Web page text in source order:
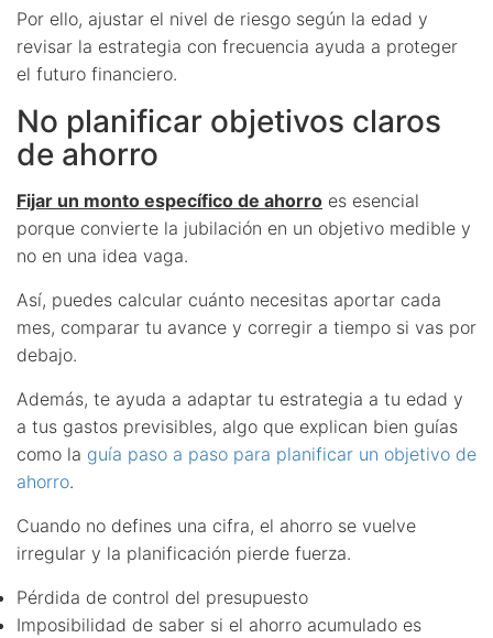
Por ello, ajustar el nivel de riesgo según la edad y
revisar la estrategia con frecuencia ayuda a proteger
el futuro financiero.
No planificar objetivos claros
de ahorro
Fijar un monto específico de ahorro es esencial
porque convierte la jubilación en un objetivo medible y
no en una idea vaga.
Así, puedes calcular cuánto necesitas aportar cada
mes, comparar tu avance y corregir a tiempo si vas por
debajo.
Además, te ayuda a adaptar tu estrategia a tu edad y
a tus gastos previsibles, algo que explican bien guías
como la guía paso a paso para planificar un objetivo de
ahorro.
Cuando no defines una cifra, el ahorro se vuelve
irregular y la planificación pierde fuerza.
Pérdida de control del presupuesto
Imposibilidad de saber si el ahorro acumulado es